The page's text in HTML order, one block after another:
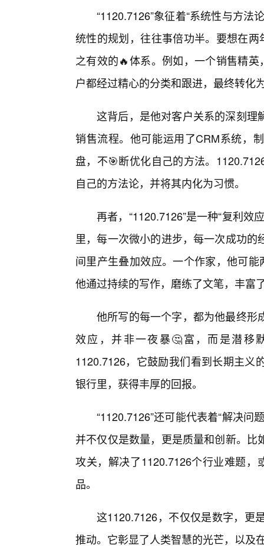
“1120.7126”象征着“系统性与方法
统性的规划，往往事倍功半。要想在
之有效的🔥体系。例如，一个销售精
户都经过精心的分类和跟进，最终转化
这背后，是他对客户关系的深刻理
销售流程。他可能运用了CRM系统，
盘，不🎯断优化自己的方法。
自己的方法论，并将其内化为习惯。
再者，“1120.7126”是一种“复利效
里，每一次微小的进步，每一次成功
间里产生叠加效应。一个作家，他可
他通过持续的写作，磨练了文笔，丰富
他所写的每一个字，都为他最终形
效应，并非一夜暴🤔富，而是潜移
1120.7126，它鼓励我们看到长期主义
银行里，获得丰厚的回报。
“1120.7126”还可能代表着“解决问
并不仅仅是数量，更是质量和创新。
攻关，解决了1120.7126个行业难题
品。
这1120.7126，不仅仅是数字，更
推动。它彰显了人类智慧的光芒，以及